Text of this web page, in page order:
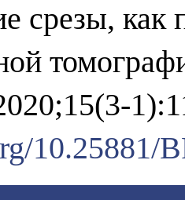
срезы, как
10.25881/